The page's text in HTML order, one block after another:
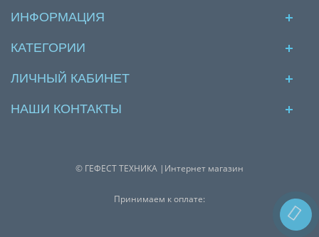
ИНФОРМАЦИЯ
КАТЕГОРИИ
ЛИЧНЫЙ КАБИНЕТ
НАШИ КОНТАКТЫ
© ГЕФЕСТ ТЕХНИКА |Интернет магазин
Принимаем к оплате: